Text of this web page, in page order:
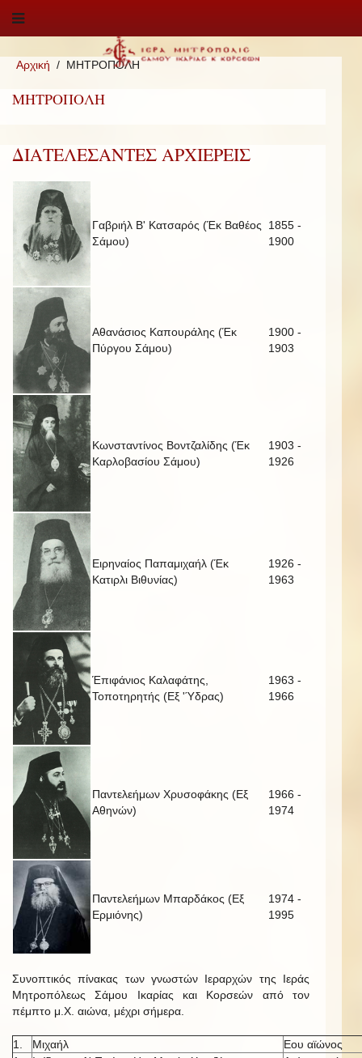
Αρχική ΜΗΤΡΟΠΟΛΗ
ΜΗΤΡΟΠΟΛΗ
ΔΙΑΤΕΛΕΣΑΝΤΕΣ ΑΡΧΙΕΡΕΙΣ
Γαβριήλ Β' Κατσαρός (Έκ Βαθέος
Σάμου)
1855 -
1900
Αθανάσιος Καπουράλης (Έκ
Πύργου Σάμου)
1900 -
1903
Κωνσταντίνος Βοντζαλίδης (Έκ
Καρλοβασίου Σάμου)
1903 -
1926
Ειρηναίος Παπαμιχαήλ (Έκ
Κατιρλι Βιθυνίας)
1926 -
1963
Έπιφάνιος Καλαφάτης,
Τοποτηρητής (Εξ 'Ύδρας)
1963 -
1966
Παντελεήμων Χρυσοφάκης (Εξ
Αθηνών)
1966 -
1974
Παντελεήμων Μπαρδάκος (Εξ
Ερμιόνης)
1974 -
1995
Συνοπτικός πίνακας των γνωστών Ιεραρχών της Ιεράς
Μητροπόλεως Σάμου Ικαρίας και Κορσεών από τον
πέμπτο μ.Χ. αιώνα, μέχρι σήμερα.
1. Μιχαήλ
Εου αϊώνος